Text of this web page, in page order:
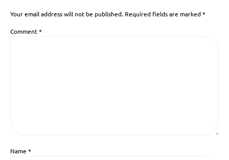
Your email address will not be published. Required fields are marked*
Comment*
Name *